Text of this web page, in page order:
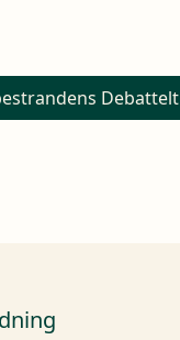
Debattelt